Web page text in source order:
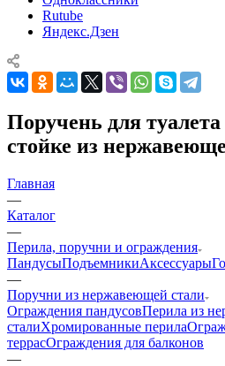
Rutube
Яндекс.Дзен
Поручень для
стойке из
Главная
—
Каталог
—
Перила, поручни и ограждения
ПандусыПодъемникиАксессуары
—
Поручни из нержавеющей стали
Ограждения пандусовПерила из
сталиХромированные перила
террасОграждения для балконов
—